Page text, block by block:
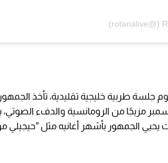
طربية خليجية تقليدية، تأخذ
أمسية يارا وسَعد العُود يوم 25 ديسمبر مزيجًا من الرومانسية
يحيي الجمهور بأشهر أغانيه مثل